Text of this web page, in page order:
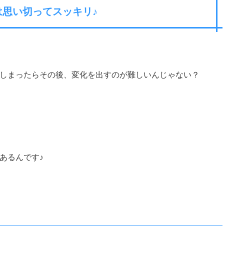
い切ってスッキリ♪
まったらその後、変化を出すのが難しいんじゃない？
るんです♪